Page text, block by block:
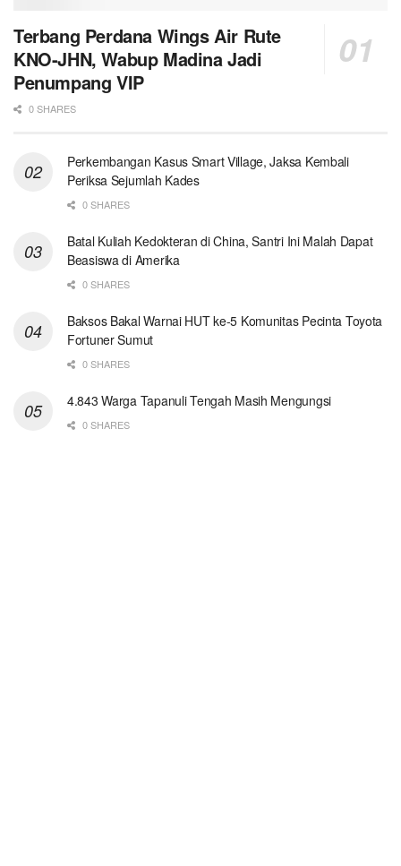
Terbang Perdana Wings Air Rute
KNO-JHN, Wabup Madina Jadi
Penumpang VIP
0 SHARES
Perkembangan Kasus Smart Village, Jaksa Kembali
Periksa Sejumlah Kades
0 SHARES
Batal Kuliah Kedokteran di China, Santri Ini Malah Dapat
Beasiswa di Amerika
0 SHARES
Baksos Bakal Warnai HUT ke-5 Komunitas Pecinta Toyota
Fortuner Sumut
0 SHARES
4.843 Warga Tapanuli Tengah Masih Mengungsi
0 SHARES